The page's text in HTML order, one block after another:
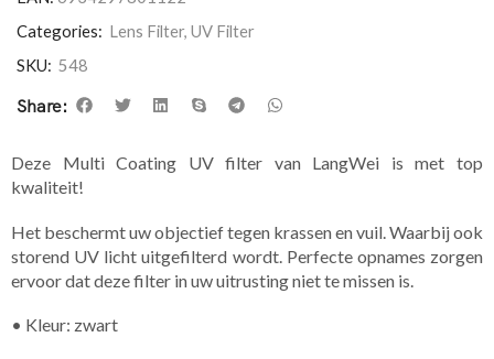
Categories: Lens Filter, UV Filter
SKU: 548
Share:
Deze Multi Coating UV filter van LangWei is met top
kwaliteit!
Het beschermt uw objectief tegen krassen en vuil. Waarbij ook
storend UV licht uitgefilterd wordt. Perfecte opnames zorgen
ervoor dat deze filter in uw uitrusting niet te missen is.
• Kleur: zwart